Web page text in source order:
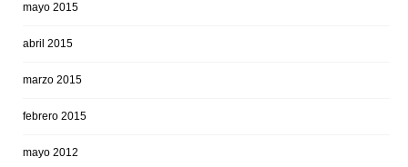
mayo 2015
abril 2015
marzo 2015
febrero 2015
mayo 2012